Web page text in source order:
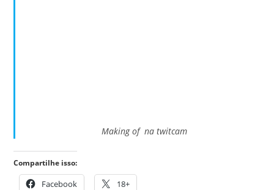
Making of na twitcam
Compartilhe isso:
Facebook 18+